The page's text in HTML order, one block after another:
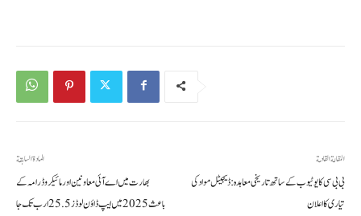
المادة السابقة
بھارت میں اے آئی معاونین اور مائیکرو ڈرامہ کے
باعث 2025 میں ایپ ڈاؤن لوڈز 25.5 ارب تک جا
المقالة القادمة
بی بی سی کا یوٹیوب کے ساتھ تاریخی معاہدہ: ڈیجیٹل مواد کی
تیاری کا اعلان